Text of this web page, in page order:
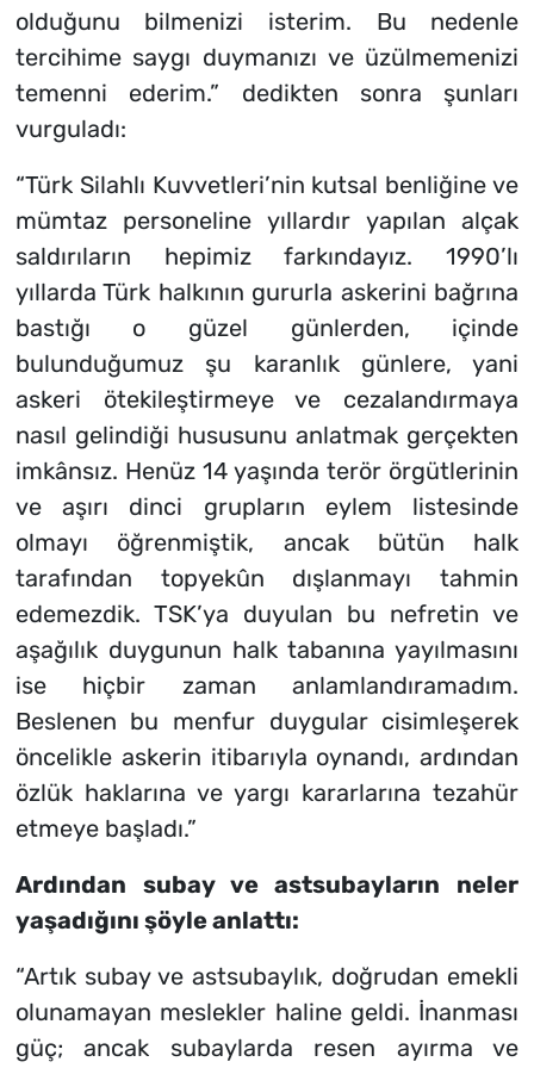
olduğunu bilmenizi isterim. Bu nedenle
tercihime saygı duymanızı ve üzülmemenizi
temenni ederim.” dedikten sonra şunları
vurguladı:
“Türk Silahlı Kuvvetleri’nin kutsal benliğine ve
mümtaz personeline yıllardır yapılan alçak
saldırıların hepimiz farkındayız. 1990’lı
yıllarda Türk halkının gururla askerini bağrına
bastığı o güzel günlerden, içinde
bulunduğumuz şu karanlık günlere, yani
askeri ötekileştirmeye ve cezalandırmaya
nasıl gelindiği hususunu anlatmak gerçekten
imkânsız. Henüz 14 yaşında terör örgütlerinin
ve aşırı dinci grupların eylem listesinde
olmayı öğrenmiştik, ancak bütün halk
tarafından topyekûn dışlanmayı tahmin
edemezdik. TSK’ya duyulan bu nefretin ve
aşağılık duygunun halk tabanına yayılmasını
ise hiçbir zaman anlamlandıramadım.
Beslenen bu menfur duygular cisimleşerek
öncelikle askerin itibarıyla oynandı, ardından
özlük haklarına ve yargı kararlarına tezahür
etmeye başladı.”
Ardından subay ve astsubayların neler
yaşadığını şöyle anlattı:
“Artık subay ve astsubaylık, doğrudan emekli
olunamayan meslekler haline geldi. İnanması
güç; ancak subaylarda resen ayırma ve